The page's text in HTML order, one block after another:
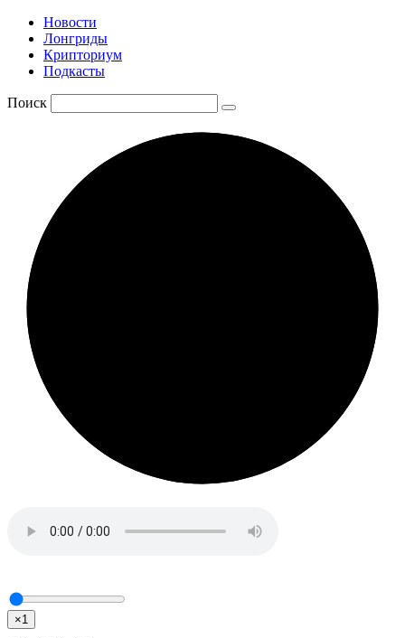
Новости
Лонгриды
Крипториум
Подкасты
Поиск
×1